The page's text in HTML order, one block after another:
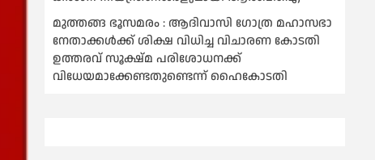
മുത്തങ്ങ ഭൂസമരം : ആദിവാസി ഗോത്ര മഹാസഭാ
നേതാക്കള്‍ക്ക് ശിക്ഷ വിധിച്ച വിചാരണ കോടതി
ഉത്തരവ് സൂക്ഷ്മ പരിശോധനക്ക്
വിധേയമാക്കേണ്ടതുണ്ടെന്ന് ഹൈകോടതി